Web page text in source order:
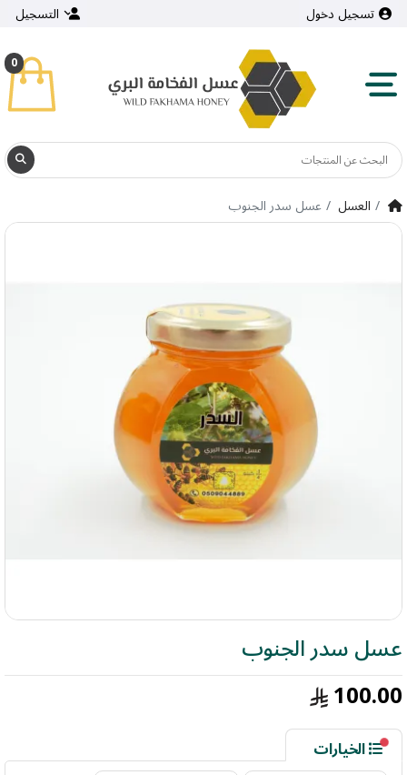
تسجيل دخول التسجيل
0
العسل عسل سدر الجنوب
عسل سدر الجنوب
100.00
الخيارات